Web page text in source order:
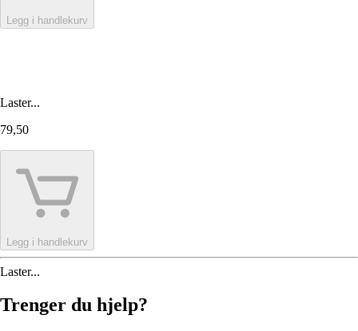
Legg i handlekurv
Laster...
79,50
Legg i handlekurv
Laster...
Trenger du hjelp?